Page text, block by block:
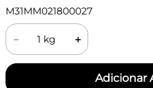
M31MM021800027
＋
－